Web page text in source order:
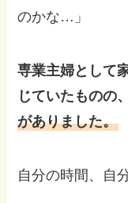
のかな…」
専業主婦として
じていたものの
がありました。
自分の時間、自